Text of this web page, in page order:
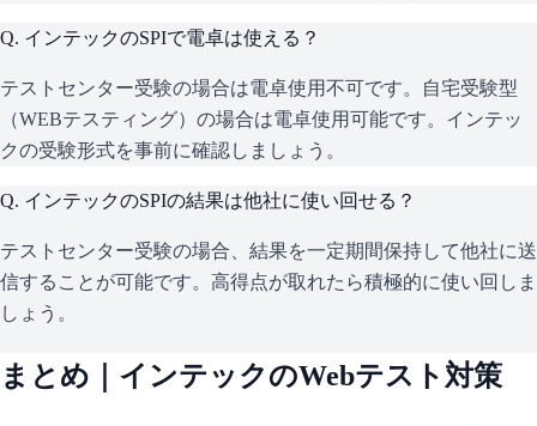
Q. インテックのSPIで電卓は使える？
テストセンター受験の場合は電卓使用不可です。自宅受験型
（WEBテスティング）の場合は電卓使用可能です。インテッ
クの受験形式を事前に確認しましょう。
Q. インテックのSPIの結果は他社に使い回せる？
テストセンター受験の場合、結果を一定期間保持して他社に送
信することが可能です。高得点が取れたら積極的に使い回しま
しょう。
まとめ｜ インテックのWebテスト対策